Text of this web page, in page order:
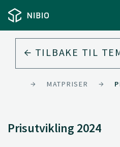
TILBAKE TIL
MATPRISER
Prisutvikling 2024